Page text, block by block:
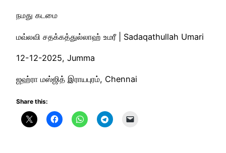
நமது கடமை
மவ்லவி சதக்கத்துல்லாஹ் உமரீ | Sadaqathullah Umari
12-12-2025, Jumma
ஜஹ்ரா மஸ்ஜித் இராயபுரம், Chennai
Share this: